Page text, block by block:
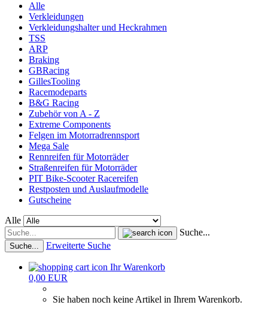
Alle
Verkleidungen
Verkleidungshalter und Heckrahmen
TSS
ARP
Braking
GBRacing
GillesTooling
Racemodeparts
B&G Racing
Zubehör von A - Z
Extreme Components
Felgen im Motorradrennsport
Mega Sale
Rennreifen für Motorräder
Straßenreifen für Motorräder
PIT Bike-Scooter Racereifen
Restposten und Auslaufmodelle
Gutscheine
Alle
Suche...
Suche... Erweiterte Suche
Ihr Warenkorb
0,00 EUR
Sie haben noch keine Artikel in Ihrem Warenkorb.